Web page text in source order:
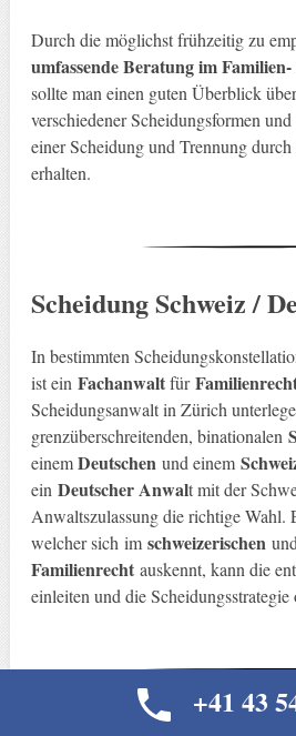
Durch die möglichst frühzeitig zu
umfassende Beratung im
sollte man einen guten Überblick
verschiedener Scheidungsformen
einer Scheidung und Trennung
erhalten.
Scheidung Schweiz /
In bestimmten
ist ein Fachanwaltfür
Scheidungsanwalt in Zürich
grenzüberschreitenden, binationalen
einemDeutschen und einem
einDeutscher Anwalt mit der
Anwaltszulassung die richtige Wahl.
welcher sich im schweizerischen
Familienrechtauskennt, kann die
einleiten und die Scheidungsstrategie
Internationale
+41 43